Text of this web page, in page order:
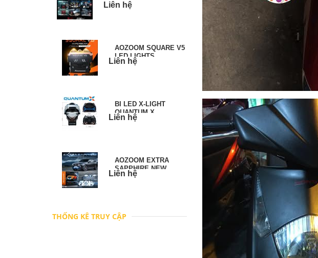
Liên hệ
AOZOOM SQUARE V5
LED LIGHTS
Liên hệ
BI LED X-LIGHT
QUANTUM X
Liên hệ
AOZOOM EXTRA
SAPPHIRE NEW
PROJECTORS
Liên hệ
THỐNG KÊ TRUY CẬP